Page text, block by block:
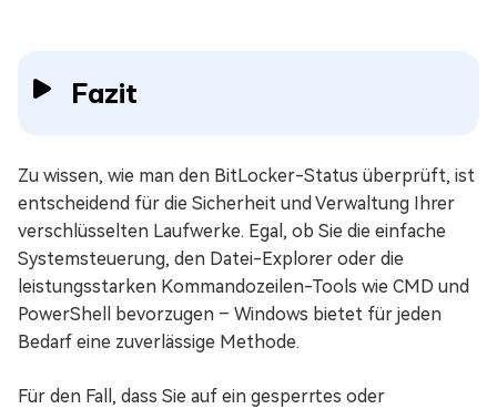
Fazit
Zu wissen, wie man den BitLocker-Status überprüft, ist
entscheidend für die Sicherheit und Verwaltung Ihrer
verschlüsselten Laufwerke. Egal, ob Sie die einfache
Systemsteuerung, den Datei-Explorer oder die
leistungsstarken Kommandozeilen-Tools wie CMD und
PowerShell bevorzugen – Windows bietet für jeden
Bedarf eine zuverlässige Methode.
Für den Fall, dass Sie auf ein gesperrtes oder